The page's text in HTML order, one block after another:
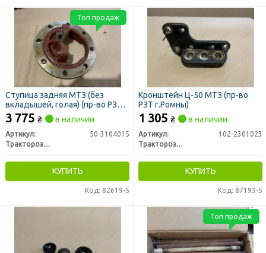
Ступица задняя МТЗ (без
вкладышей, голая) (пр-во РЗТ г.
Ромны)
3 775 ₴ в наличии
Артикул:
50-3104015
Тракторозапчасть г. Ромны
КУПИТЬ
Код: 82619-5
Топ продаж
Кронштейн Ц-50 МТЗ (пр-во
РЗТ г.Ромны)
1 305 ₴ в наличии
Артикул:
102-2301023
Тракторозапчасть г. Ромны
КУПИТЬ
Код: 87193-5
Топ продаж